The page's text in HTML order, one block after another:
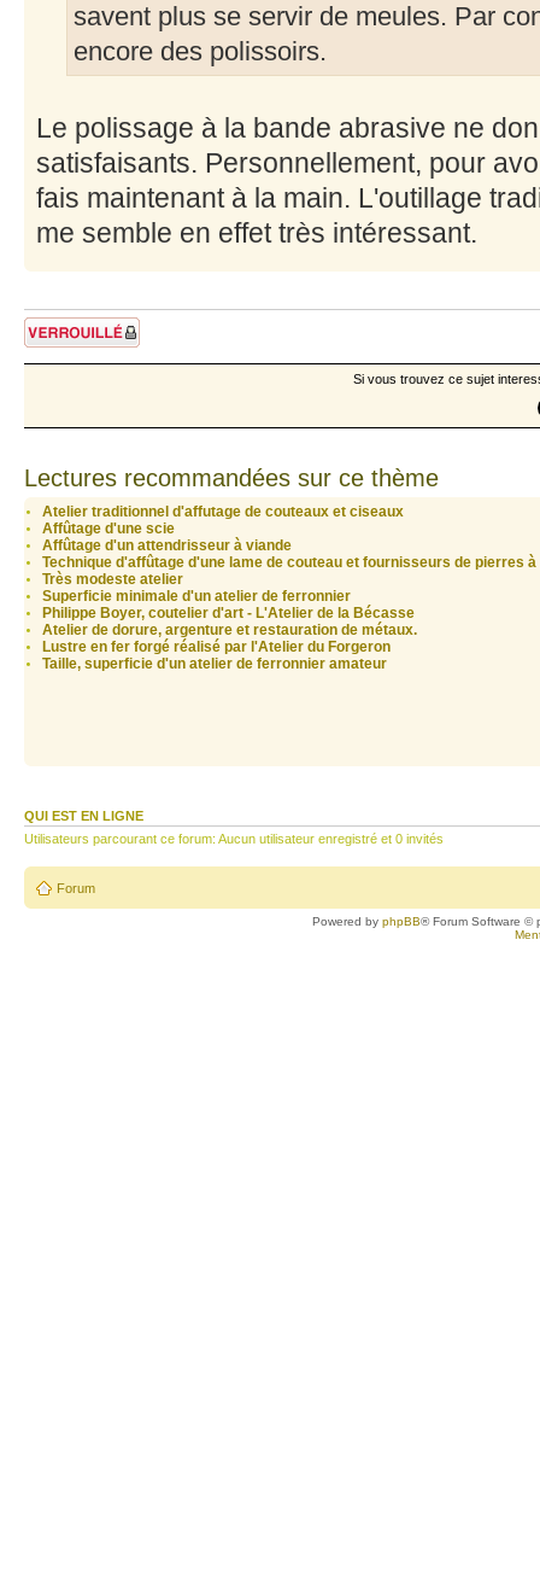
savent plus se servir de meules. Par
encore des polissoirs.
Le polissage à la bande abrasive ne
satisfaisants. Personnellement, pour
fais maintenant à la main. L'outillage
me semble en effet très intéressant.
Sujet verrouillé
Si vous trouvez ce sujet
Lectures recommandées sur ce thème
Atelier traditionnel d'affutage de couteaux et ciseaux
Affûtage d'une scie
Affûtage d'un attendrisseur à viande
Technique d'affûtage d'une lame de couteau et fournisseurs de pierres
Très modeste atelier
Superficie minimale d'un atelier de ferronnier
Philippe Boyer, coutelier d'art - L'Atelier de la Bécasse
Atelier de dorure, argenture et restauration de métaux.
Lustre en fer forgé réalisé par l'Atelier du Forgeron
Taille, superficie d'un atelier de ferronnier amateur
QUI EST EN LIGNE
Utilisateurs parcourant ce forum: Aucun utilisateur enregistré et 0 invités
Forum
Powered byphpBB® Forum Software ©